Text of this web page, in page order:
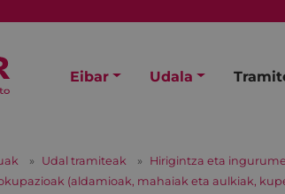
Eibar Udala
Udal tramiteak
Hirigintza eta
(aldamioak, mahaiak eta aulkiak,